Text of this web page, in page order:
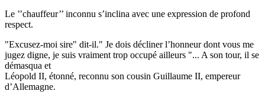
Le ’’chauffeur’’ inconnu s’inclina avec une expression de profond
respect.
"Excusez-moi sire" dit-il." Je dois décliner l’honneur dont vous me
jugez digne, je suis vraiment trop occupé ailleurs "... A son tour, il se
démasqua et
Léopold II, étonné, reconnu son cousin Guillaume II, empereur
d’Allemagne.